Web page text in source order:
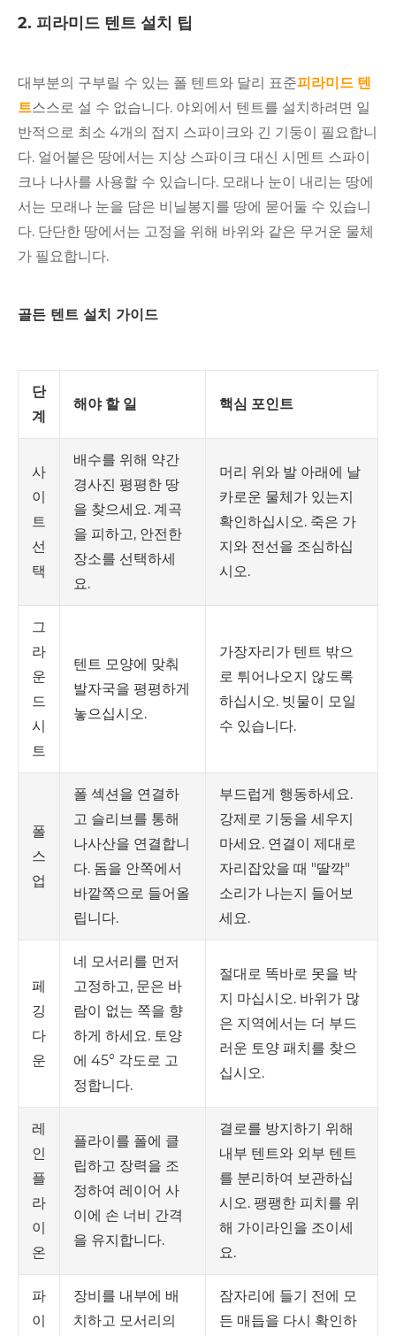
2. 피라미드 텐트 설치 팁
대부분의 구부릴 수 있는 폴 텐트와 달리 표준피라미드 텐
트스스로 설 수 없습니다. 야외에서 텐트를 설치하려면 일
반적으로 최소 4개의 접지 스파이크와 긴 기둥이 필요합니
다. 얼어붙은 땅에서는 지상 스파이크 대신 시멘트 스파이
크나 나사를 사용할 수 있습니다. 모래나 눈이 내리는 땅에
서는 모래나 눈을 담은 비닐봉지를 땅에 묻어둘 수 있습니
다. 단단한 땅에서는 고정을 위해 바위와 같은 무거운 물체
가 필요합니다.
골든 텐트 설치 가이드
단
계
해야 할 일 핵심 포인트
사
이
트
선
택
배수를 위해 약간
경사진 평평한 땅
을 찾으세요. 계곡
을 피하고, 안전한
장소를 선택하세
요.
머리 위와 발 아래에 날
카로운 물체가 있는지
확인하십시오. 죽은 가
지와 전선을 조심하십
시오.
그
라
운
드
시
트
텐트 모양에 맞춰
발자국을 평평하게
놓으십시오.
가장자리가 텐트 밖으
로 튀어나오지 않도록
하십시오. 빗물이 모일
수 있습니다.
폴
스
업
폴 섹션을 연결하
고 슬리브를 통해
나사산을 연결합니
다. 돔을 안쪽에서
바깥쪽으로 들어올
립니다.
부드럽게 행동하세요.
강제로 기둥을 세우지
마세요. 연결이 제대로
자리잡았을 때 "딸깍"
소리가 나는지 들어보
세요.
페
깅
다
운
네 모서리를 먼저
고정하고, 문은 바
람이 없는 쪽을 향
하게 하세요. 토양
에 45° 각도로 고
정합니다.
절대로 똑바로 못을 박
지 마십시오. 바위가 많
은 지역에서는 더 부드
러운 토양 패치를 찾으
십시오.
레
인
플
라
이
온
플라이를 폴에 클
립하고 장력을 조
정하여 레이어 사
이에 손 너비 간격
을 유지합니다.
결로를 방지하기 위해
내부 텐트와 외부 텐트
를 분리하여 보관하십
시오. 팽팽한 피치를 위
해 가이라인을 조이세
요.
파
이
장비를 내부에 배
치하고 모서리의
잠자리에 들기 전에 모
든 매듭을 다시 확인하